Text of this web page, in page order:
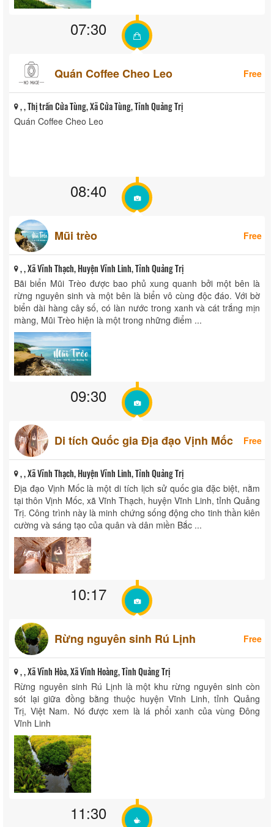
07:30
Quán Coffee Cheo Leo Free
, , Thị trấn Cửa Tùng, Xã Cửa Tùng, Tỉnh Quảng Trị
Quán Coffee Cheo Leo
08:40
Mũi trèo Free
, , Xã Vĩnh Thạch, Huyện Vĩnh Linh, Tỉnh Quảng Trị
Bãi biển Mũi Trèo được bao phủ xung quanh bởi một bên là
rừng nguyên sinh và một bên là biển vô cùng độc đáo. Với bờ
biển dài hàng cây số, có làn nước trong xanh và cát trắng mịn
màng, Mũi Trèo hiện là một trong những điểm ...
09:30
Di tích Quốc gia Địa đạo Vịnh Mốc Free
, , Xã Vĩnh Thạch, Huyện Vĩnh Linh, Tỉnh Quảng Trị
Địa đạo Vịnh Mốc là một di tích lịch sử quốc gia đặc biệt, nằm
tại thôn Vịnh Mốc, xã Vĩnh Thạch, huyện Vĩnh Linh, tỉnh Quảng
Trị. Công trình này là minh chứng sống động cho tinh thần kiên
cường và sáng tạo của quân và dân miền Bắc ...
10:17
Rừng nguyên sinh Rú Lịnh Free
, , Xã Vĩnh Hòa, Xã Vĩnh Hoàng, Tỉnh Quảng Trị
Rừng nguyên sinh Rú Lịnh là một khu rừng nguyên sinh còn
sót lại giữa đồng bằng thuộc huyện Vĩnh Linh, tỉnh Quảng
Trị, Việt Nam. Nó được xem là lá phổi xanh của vùng Đông
Vĩnh Linh
11:30